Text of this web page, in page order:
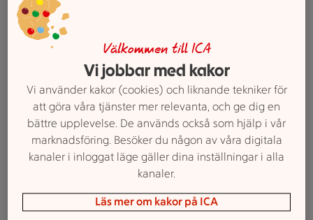
1. Vänta med smöret till sist!
Mät upp och blanda alla ingredienser i en bunke
förutom smöret. Kör i degblandare i ca 3 minuter tills
degen har gått ihop och tillsätt sedan rumsvarmt smör.
Anledningen till man vill vänta med smöret är för att
degen ska gå ihop sig först för en extra blank, elastisk
och fin deg.
Här hittar du bästa receptet på vetedeg
Välkommen till ICA
Vi jobbar med kakor
Vi använder kakor (cookies) och liknande tekniker för
att göra våra tjänster mer relevanta, och ge dig en
bättre upplevelse. De används också som hjälp i vår
marknadsföring. Besöker du någon av våra digitala
kanaler i inloggat läge gäller dina inställningar i alla
kanaler.
Läs mer om kakor på ICA